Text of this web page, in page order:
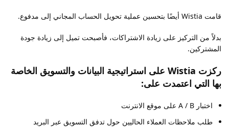
قامت Wistia أيضًا بتحسين عملية تحويل الحساب المجاني إلى مدفوع.
بدلاً من التركيز على زيادة الاشتراكات، فأصبحت تميل إلى زيادة جودة
المشتركين.
ركزت Wistia على استراتيجية البيانات والتسويق الخاصة
بها التي اعتمدت على:
اختبار A / B على موقع الانترنت
طلب ملاحظات العملاء الحاليين حول تدفق التسويق عبر البريد